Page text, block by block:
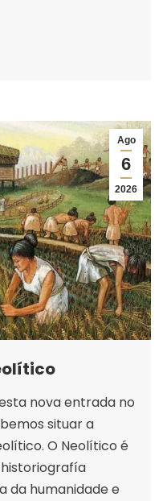
Ago
6
2026
nova entrada no
situar a
O Neolítico é
da humanidade e